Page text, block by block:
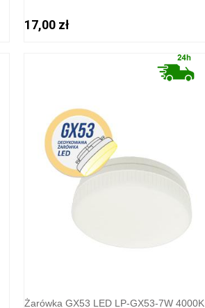
17,00 zł
Żarówka GX53 LED LP-GX53-7W 4000K